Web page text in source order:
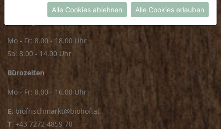
Mo - Fr: 8.00 - 18.00 Uhr
Sa: 8.00 - 14.00 Uhr
Bürozeiten
Mo - Fr: 8.00 - 16.00 Uhr
E. biofrischmarkt@biohof.at
T. +43 7272 4859 70
Alle Cookies ablehnen Alle Cookies erlauben